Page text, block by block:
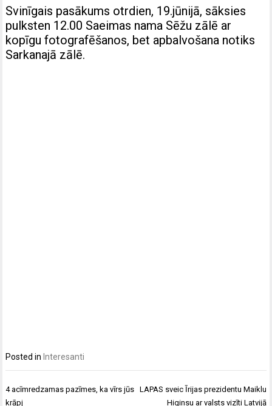
Svinīgais pasākums otrdien, 19.jūnijā, sāksies
pulksten 12.00 Saeimas nama Sēžu zālē ar
kopīgu fotografēšanos, bet apbalvošana notiks
Sarkanajā zālē.
Posted in Interesanti
Ziņu
izvēlne
4 acīmredzamas pazīmes, ka vīrs jūs
krāpj
LAPAS sveic Īrijas prezidentu Maiklu
Higinsu ar valsts vizīti Latvijā